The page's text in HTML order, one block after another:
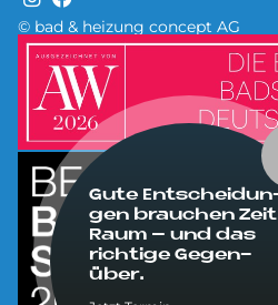
© bad & heizung concept AG
Bild
Gute
gen brau­chen
Raum – und das
rich­ti­ge Ge­gen­
über.